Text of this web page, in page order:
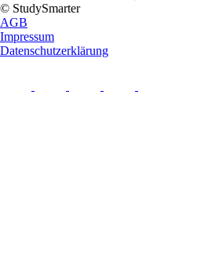
© StudySmarter
AGB
Impressum
Datenschutzerklärung